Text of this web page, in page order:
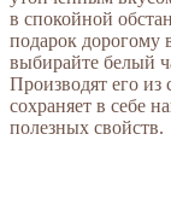
в спокойной
подарок дорогому
выбирайте белый
Производят его
сохраняет в себе
полезных свойств.